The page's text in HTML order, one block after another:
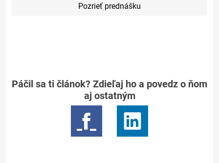
Pozrieť prednášku
Páčil sa ti článok? Zdieľaj ho a povedz o ňom
aj ostatným